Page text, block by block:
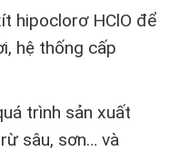
hipoclorơ HClO để
hệ thống cấp
trình sản xuất
sâu, sơn… và